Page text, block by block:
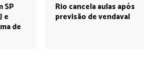
SP
e
de
Rio cancela aulas após
previsão de vendaval